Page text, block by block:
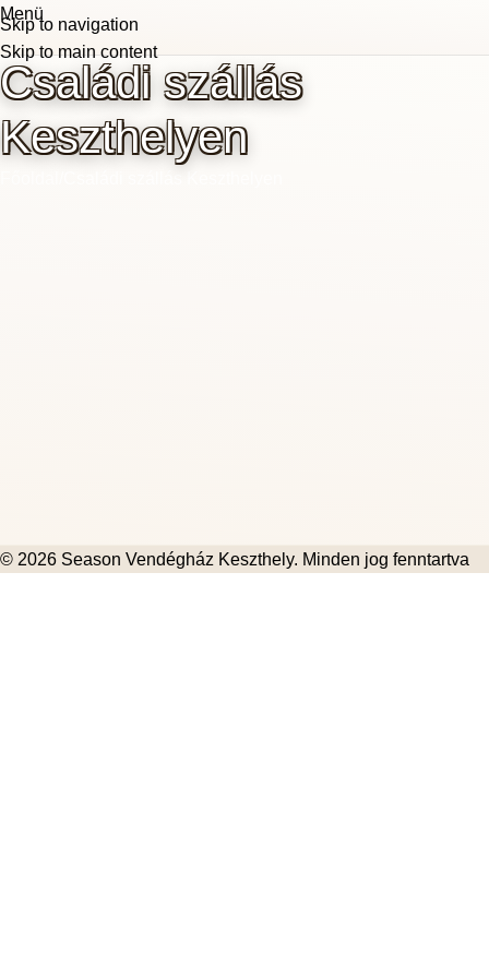
Skip to navigation
Skip to main content
Menü
Családi szállás
Keszthelyen
© 2026 Season Vendégház Keszthely. Minden jog fenntartva